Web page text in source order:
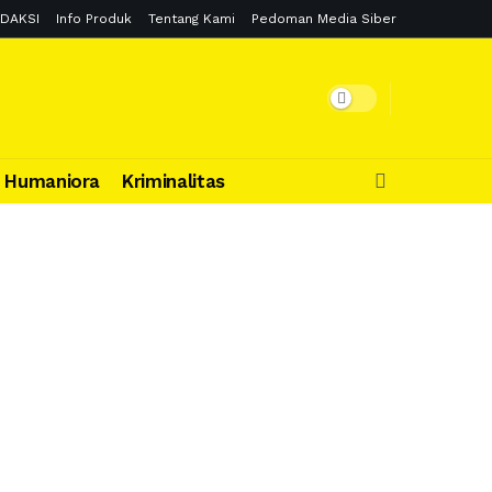
Info Produk Tentang Kami Pedoman Media Siber
Humaniora Kriminalitas